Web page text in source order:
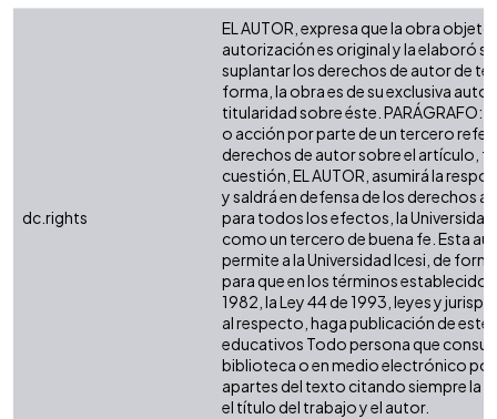
dc.rights
EL AUTOR, expresa que la obra
autorización es original y la elaboró
suplantar los derechos de autor de
forma, la obra es de su exclusiva
titularidad sobre éste. PARÁGRAFO:
o acción por parte de un tercero
derechos de autor sobre el artículo,
cuestión, EL AUTOR, asumirá la
y saldrá en defensa de los derechos
para todos los efectos, la Universidad
como un tercero de buena fe. Esta
permite a la Universidad Icesi, de
para que en los términos establecidos
1982, la Ley 44 de 1993, leyes y
al respecto, haga publicación de este
educativos Todo persona que
biblioteca o en medio electrónico
apartes del texto citando siempre la
el título del trabajo y el autor.